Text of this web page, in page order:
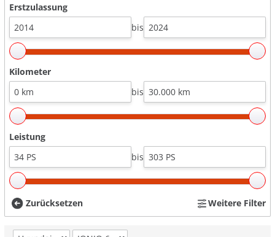
Erstzulassung
bis
Kilometer
bis
Leistung
bis
Zurücksetzen Weitere Filter